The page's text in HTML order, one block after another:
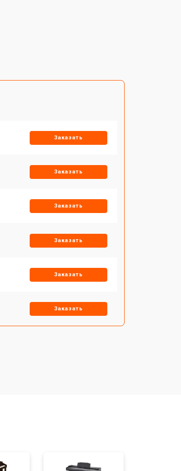
Заказать
Заказать
Заказать
Заказать
Заказать
Заказать